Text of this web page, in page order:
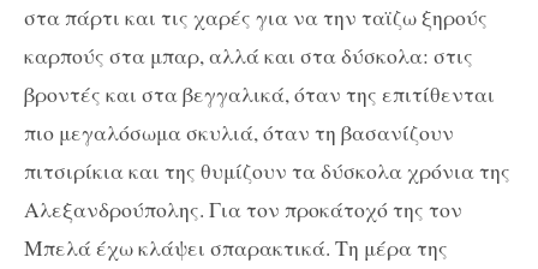
στα πάρτι και τις χαρές για να την ταϊζω ξηρούς
καρπούς στα μπαρ, αλλά και στα δύσκολα: στις
βροντές και στα βεγγαλικά, όταν της επιτίθενται
πιο μεγαλόσωμα σκυλιά, όταν τη βασανίζουν
πιτσιρίκια και της θυμίζουν τα δύσκολα χρόνια της
Αλεξανδρούπολης. Για τον προκάτοχό της τον
Μπελά έχω κλάψει σπαρακτικά. Τη μέρα της